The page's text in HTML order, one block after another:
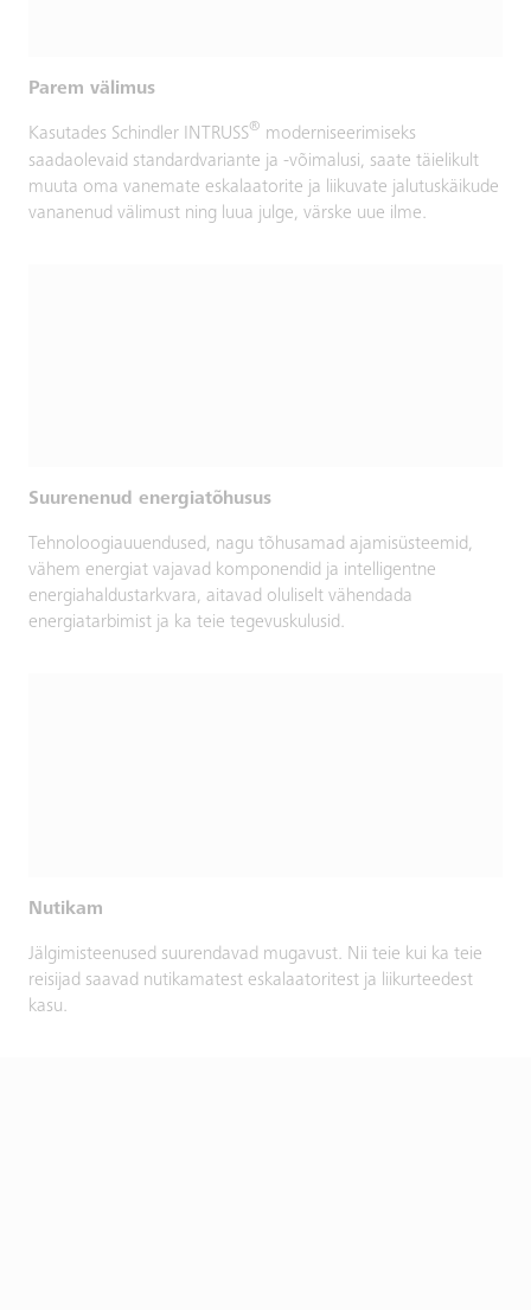
Parem välimus
Kasutades Schindler INTRUSS® moderniseerimiseks
saadaolevaid standardvariante ja -võimalusi, saate täielikult
muuta oma vanemate eskalaatorite ja liikuvate jalutuskäikude
vananenud välimust ning luua julge, värske uue ilme.
Suurenenud energiatõhusus
Tehnoloogiauuendused, nagu tõhusamad ajamisüsteemid,
vähem energiat vajavad komponendid ja intelligentne
energiahaldustarkvara, aitavad oluliselt vähendada
energiatarbimist ja ka teie tegevuskulusid.
Nutikam
Jälgimisteenused suurendavad mugavust. Nii teie kui ka teie
reisijad saavad nutikamatest eskalaatoritest ja liikurteedest
kasu.